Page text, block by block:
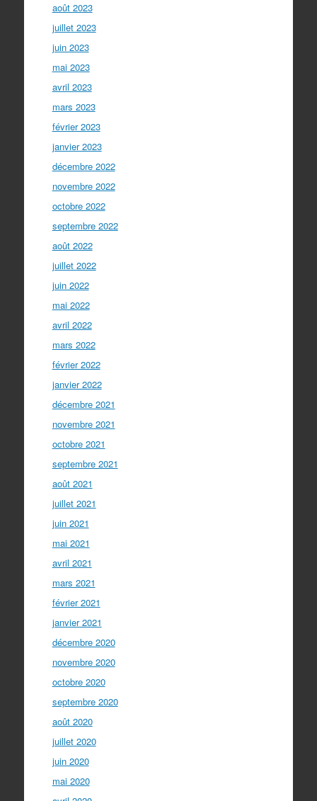
août 2023
juillet 2023
juin 2023
mai 2023
avril 2023
mars 2023
février 2023
janvier 2023
décembre 2022
novembre 2022
octobre 2022
septembre 2022
août 2022
juillet 2022
juin 2022
mai 2022
avril 2022
mars 2022
février 2022
janvier 2022
décembre 2021
novembre 2021
octobre 2021
septembre 2021
août 2021
juillet 2021
juin 2021
mai 2021
avril 2021
mars 2021
février 2021
janvier 2021
décembre 2020
novembre 2020
octobre 2020
septembre 2020
août 2020
juillet 2020
juin 2020
mai 2020